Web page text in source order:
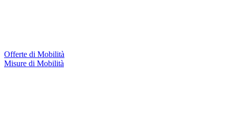
Offerte di Mobilità
Misure di Mobilità